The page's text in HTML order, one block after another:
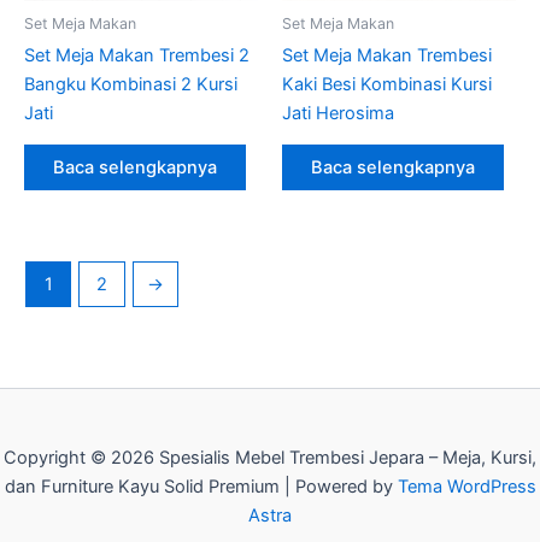
Set Meja Makan
Set Meja Makan Trembesi 2
Bangku Kombinasi 2 Kursi
Jati
Baca selengkapnya
Set Meja Makan
Set Meja Makan Trembesi
Kaki Besi Kombinasi Kursi
Jati Herosima
Baca selengkapnya
1 2 →
Copyright © 2026 Spesialis Mebel Trembesi Jepara – Meja, Kursi,
dan Furniture Kayu Solid Premium | Powered by Tema WordPress
Astra